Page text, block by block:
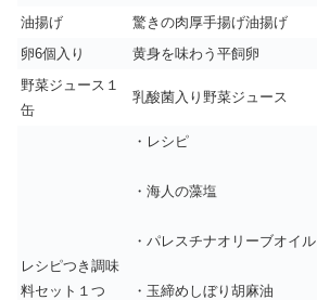
油揚げ
驚きの肉厚手揚げ油揚げ
卵6個入り
黄身を味わう平飼卵
野菜ジュース１
缶
乳酸菌入り野菜ジュース
レシピつき調味
料セット１つ
・レシピ
・海人の藻塩
・パレスチナオリーブオイル
・玉締めしぼり胡麻油